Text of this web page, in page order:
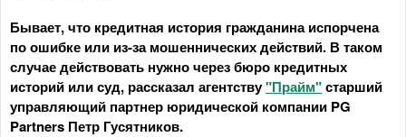
Бывает, что кредитная история гражданина испорчена
по ошибке или из-за мошеннических действий. В таком
случае действовать нужно через бюро кредитных
историй или суд, рассказал агентству"Прайм"старший
управляющий партнер юридической компании PG
Partners Петр Гусятников.